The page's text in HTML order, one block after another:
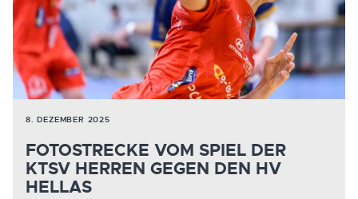
8. DEZEMBER 2025
FOTOSTRECKE VOM SPIEL DER
KTSV HERREN GEGEN DEN HV
HELLAS